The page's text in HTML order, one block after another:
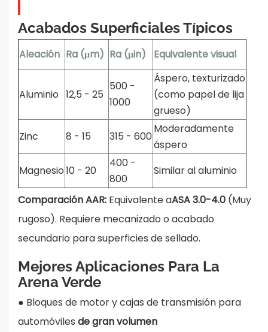
Acabados Superficiales Típicos
Aleación Ra (μm) Ra (μin) Equivalente visual
Aluminio 12,5 - 25
500 -
1000
Áspero, texturizado
(como papel de lija
grueso)
Zinc
8 - 15 315 - 600
Moderadamente
áspero
Magnesio10 - 20
400 -
800
Similar al aluminio
Comparación AAR: Equivalente aASA 3.0-4.0 (Muy
rugoso). Requiere mecanizado o acabado
secundario para superficies de sellado.
Mejores Aplicaciones Para La
Arena Verde
● Bloques de motor y cajas de transmisión para
automóviles de gran volumen